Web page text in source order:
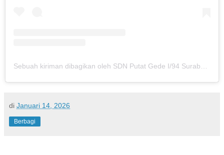
Sebuah kiriman dibagikan oleh SDN Putat Gede I/94 Surabaya (@sdnputatgede)
di Januari 14, 2026
Berbagi